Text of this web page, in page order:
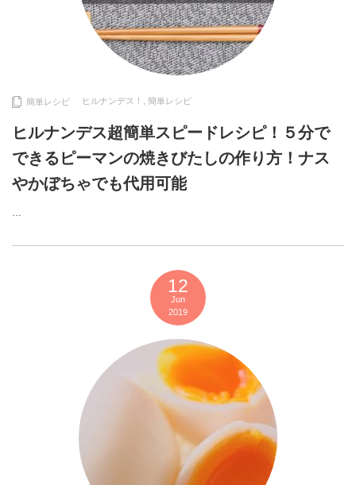
簡単レシピ ヒルナンデス！ 簡単レシピ
ヒルナンデス超簡単スピードレシピ！５分で
できるピーマンの焼きびたしの作り方！ナス
やかぼちゃでも代用可能
…
12
Jun
2019